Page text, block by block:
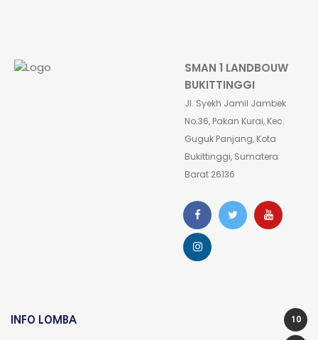
SMAN 1 LANDBOUW
BUKITTINGGI
Jl. Syekh Jamil Jambek
No.36, Pakan Kurai, Kec.
Guguk Panjang, Kota
Bukittinggi, Sumatera
Barat 26136
INFO LOMBA 10